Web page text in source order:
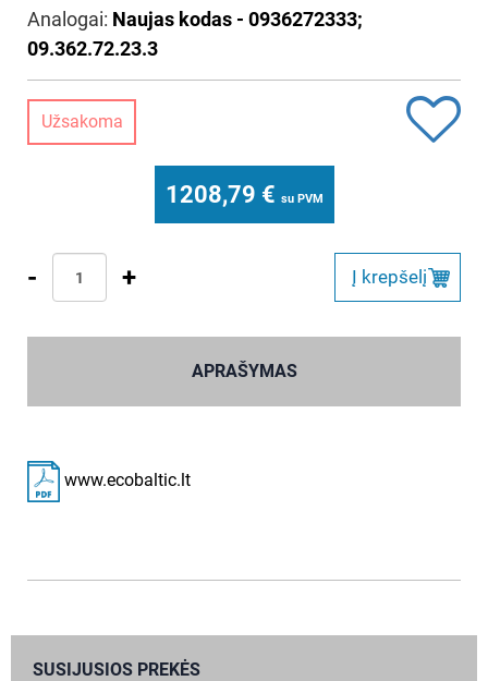
Analogai: Naujas kodas - 0936272333;
09.362.72.23.3
Užsakoma
1208,79 € su PVM
- + Į krepšelį
APRAŠYMAS
www.ecobaltic.lt
SUSIJUSIOS PREKĖS